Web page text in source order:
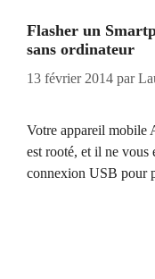
Flasher un
sans ordinateur
13 février 2014 par
Votre appareil mobile
est rooté, et il ne vous
connexion USB pour